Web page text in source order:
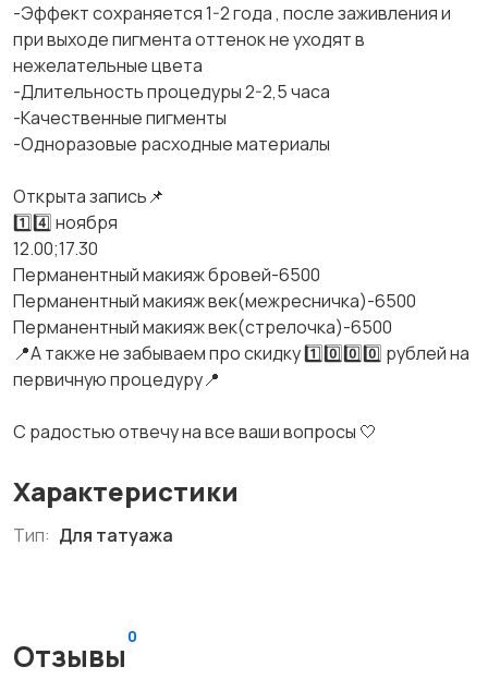
-Эффект сохраняется 1-2 года , после заживления и
при выходе пигмента оттенок не уходят в
нежелательные цвета
-Длительность процедуры 2-2,5 часа
-Качественные пигменты
-Одноразовые расходные материалы
Открыта запись📌
1️⃣4️⃣ ноября
12.00;17.30
Перманентный макияж бровей-6500
Перманентный макияж век(межресничка)-6500
Перманентный макияж век(стрелочка)-6500
📍А также не забываем про скидку 1️⃣0️⃣0️⃣0️⃣ рублей на
первичную процедуру📍
С радостью отвечу на все ваши вопросы 🤍
Характеристики
Тип: Для татуажа
Отзывы
0